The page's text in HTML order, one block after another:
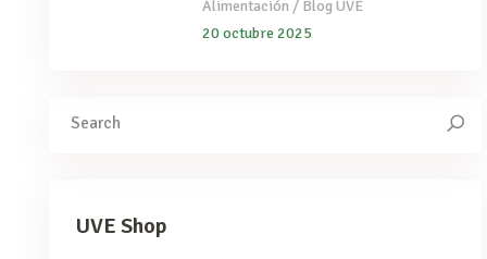
Alimentación / Blog UVE
20 octubre 2025
UVE Shop